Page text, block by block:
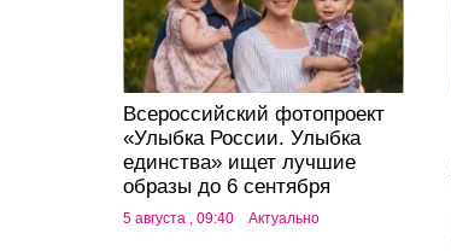
Всероссийский фотопроект
«Улыбка России. Улыбка
единства» ищет лучшие
образы до 6 сентября
5 августа , 09:40 Актуально